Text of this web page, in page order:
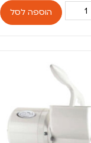
הוספה לסל